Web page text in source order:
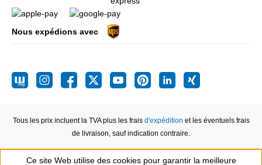
Nous expédions avec
Tous les prix incluent la TVA plus les frais d'expédition et les éventuels frais
de livraison, sauf indication contraire.
Ce site Web utilise des cookies pour garantir la meilleure